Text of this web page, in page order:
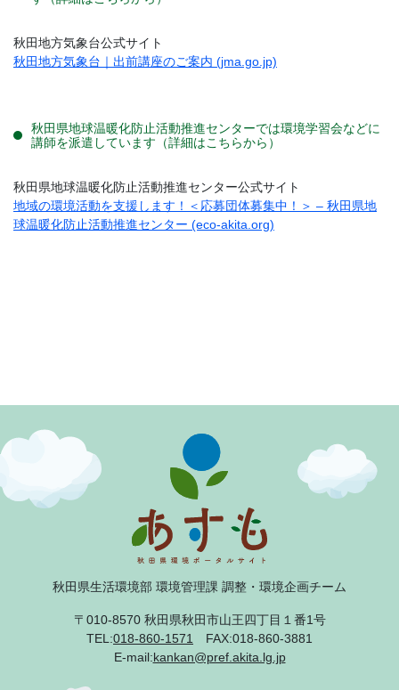
秋田地方気象台公式サイト
秋田地方気象台｜出前講座のご案内 (jma.go.jp)
秋田県地球温暖化防止活動推進センターでは環境学習会などに
講師を派遣しています（詳細はこちらから）
秋田県地球温暖化防止活動推進センター公式サイト
地域の環境活動を支援します！＜応募団体募集中！＞ – 秋田県地
球温暖化防止活動推進センター (eco-akita.org)
秋田県生活環境部 環境管理課 調整・環境企画チーム
〒010-8570 秋田県秋田市山王四丁目１番1号
TEL:018-860-1571
FAX:018-860-3881
E-mail:kankan@pref.akita.lg.jp